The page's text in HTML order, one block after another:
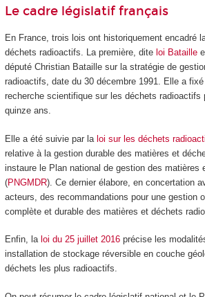
Le cadre législatif français
En France, trois lois ont historiquement encadré
déchets radioactifs. La première, dite loi Bataille
député Christian Bataille sur la stratégie de
radioactifs, date du 30 décembre 1991. Elle a
recherche scientifique sur les déchets radioactifs
quinze ans.
Elle a été suivie par la loi sur les déchets
relative à la gestion durable des matières et
instaure le Plan national de gestion des matières
(PNGMDR). Ce dernier élabore, en concertation
acteurs, des recommandations pour une gestion
complète et durable des matières et déchets
Enfin, la loi du 25 juillet 2016précise les
installation de stockage réversible en couche
déchets les plus radioactifs.